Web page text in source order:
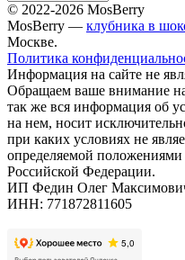
© 2022-2026 MosBerry
MosBerry — клубника в
Москве.
Политика
Информация на сайте не
Обращаем ваше внимание
так же вся информация об
на нем, носит
при каких условиях не
определяемой положениями
Российской Федерации.
ИП Федин Олег
ИНН: 771872811605